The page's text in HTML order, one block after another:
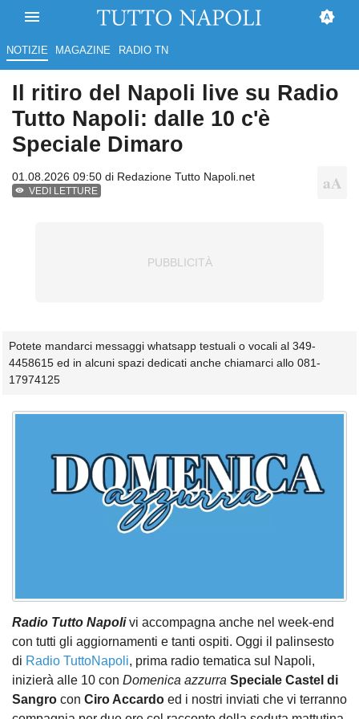
NOTIZIE MAGAZINE RADIO TN
Il ritiro del Napoli live su Radio
Tutto Napoli: dalle 10 c'è
Speciale Dimaro
01.08.2026 09:50 di Redazione Tutto Napoli.net
VEDI LETTURE
Potete mandarci messaggi whatsapp testuali o vocali al 349-
4458615 ed in alcuni spazi dedicati anche chiamarci allo 081-
17974125
Radio Tutto Napoli vi accompagna anche nel week-end
con tutti gli aggiornamenti e tanti ospiti. Oggi il palinsesto
di Radio TuttoNapoli, prima radio tematica sul Napoli,
inizierà alle 10 con Domenica azzurra Speciale Castel di
Sangro con Ciro Accardo ed i nostri inviati che vi terranno